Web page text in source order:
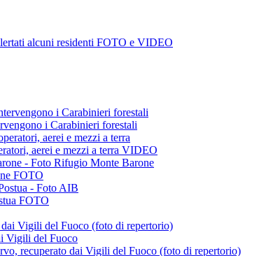
alcuni residenti FOTO e VIDEO
i Carabinieri forestali
aerei e mezzi a terra VIDEO
FOTO
FOTO
Vigili del Fuoco